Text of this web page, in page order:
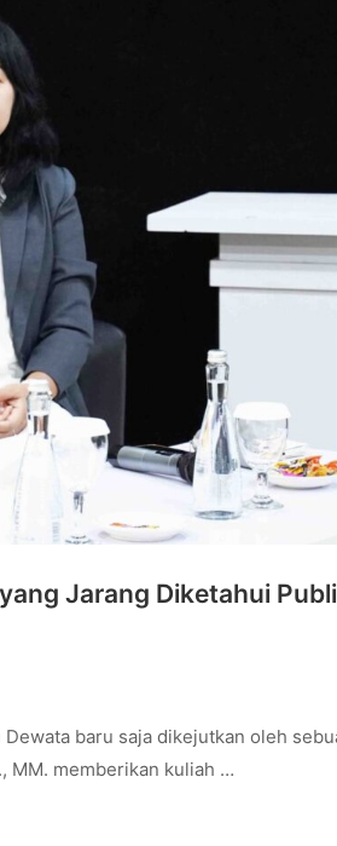
Jarang Diketahui
baru saja dikejutkan oleh
MM. memberikan kuliah …